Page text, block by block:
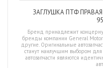
ЗАГЛУШКА ПТФ ПРАВАЯ
Бренд принадлежит
бренды компании General Motors
другие. Оригинальные
станут наилучшим выбором
автозапчасти являются